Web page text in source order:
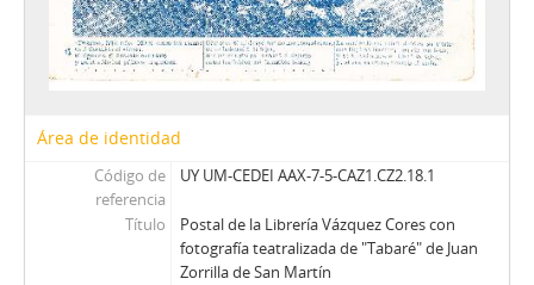
Área de identidad
Código de
referencia
UY UM-CEDEI AAX-7-5-CAZ1.CZ2.18.1
Título
Postal de la Librería Vázquez Cores con
fotografía teatralizada de "Tabaré" de Juan
Zorrilla de San Martín